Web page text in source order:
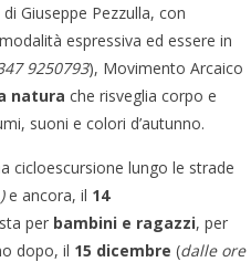
Giuseppe Pezzulla, con
espressiva ed essere in
9250793), Movimento Arcaico
natura che risveglia corpo e
suoni e colori d’autunno.
cicloescursione lungo le strade
e ancora, il 14
per bambini e ragazzi, per
dopo, il 15 dicembre (dalle ore